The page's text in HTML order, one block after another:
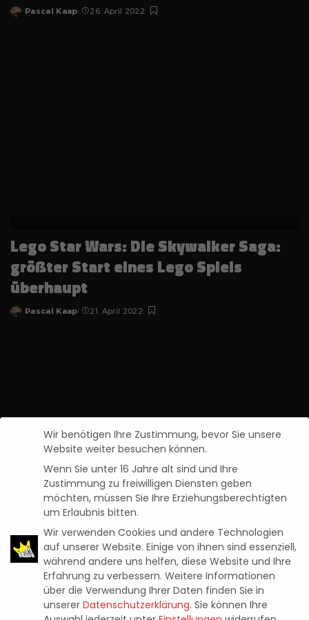
Posted
Pascal Kaap 26. April 2022
Lego Star Wars: Die Skywalker Saga:
größter Start eines Lego Spiels
überhaupt
Posted
Pascal Kaap 21. April 2022
Chernobylite: im Test (PS5)
Pascal Kaap 21. April 2022
Wir benötigen Ihre Zustimmung, bevor Sie unsere
Website weiter besuchen können.
Wenn Sie unter 16 Jahre alt sind und Ihre
Zustimmung zu freiwilligen Diensten geben
möchten, müssen Sie Ihre Erziehungsberechtigten
um Erlaubnis bitten.
Wir verwenden Cookies und andere Technologien
auf unserer Website. Einige von ihnen sind essenziell,
während andere uns helfen, diese Website und Ihre
Erfahrung zu verbessern. Weitere Informationen
über die Verwendung Ihrer Daten finden Sie in
unserer Datenschutzerklärung. Sie können Ihre